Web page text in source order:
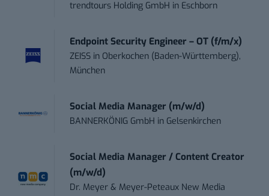
trendtours Holding GmbH in Eschborn
Endpoint Security Engineer – OT (f/m/x)
ZEISS in Oberkochen (Baden-Württemberg),
München
Social Media Manager (m/w/d)
BANNERKÖNIG GmbH in Gelsenkirchen
Social Media Manager / Content Creator
(m/w/d)
Dr. Meyer & Meyer-Peteaux New Media